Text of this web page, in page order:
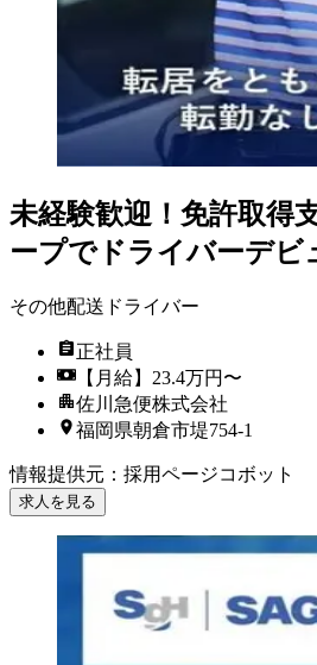
未経験歓迎！免許取得
ープでドライバーデビ
その他配送ドライバー
正社員
【月給】23.4万円〜
佐川急便株式会社
福岡県朝倉市堤754-1
情報提供元 ： 採用ページコボット
求人を見る